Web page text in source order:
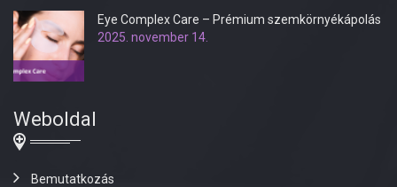
Eye Complex Care – Prémium szemkörnyékápolás
2025. november 14.
Weboldal
Bemutatkozás